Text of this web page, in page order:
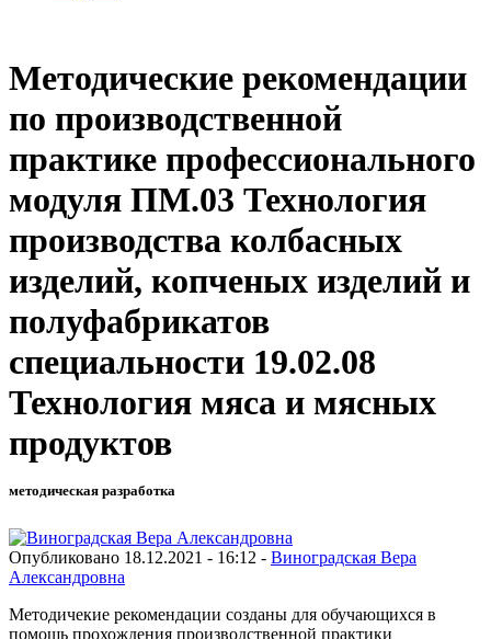
Методические рекомендации
по производственной
практике профессионального
модуля ПМ.03 Технология
производства колбасных
изделий, копченых изделий и
полуфабрикатов
специальности 19.02.08
Технология мяса и мясных
продуктов
методическая разработка
Опубликовано 18.12.2021 - 16:12 - Виноградская Вера
Александровна
Методичекие рекомендации созданы для обучающихся в
помощь прохождения производственной практики